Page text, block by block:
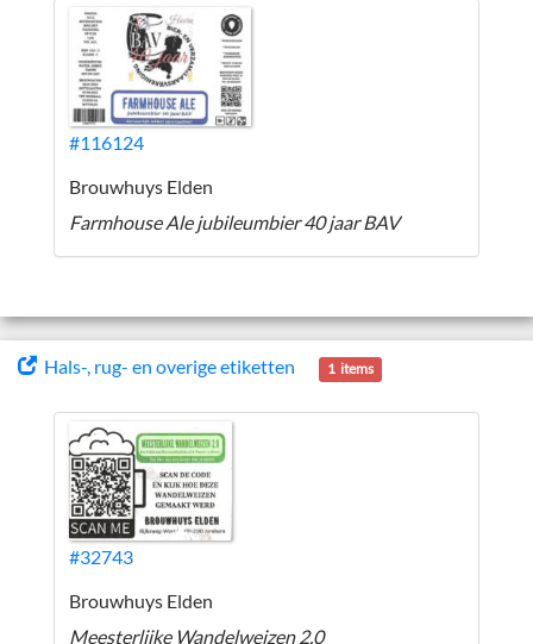
#116124
Brouwhuys Elden
Farmhouse Ale jubileumbier 40 jaar BAV
Hals-, rug- en overige etiketten 1 items
#32743
Brouwhuys Elden
Meesterlijke Wandelweizen 2.0